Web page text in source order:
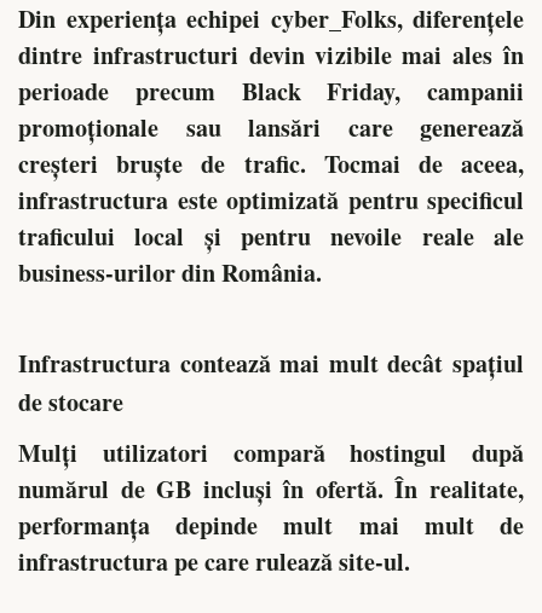
Din experiența echipei cyber_Folks, diferențele
dintre infrastructuri devin vizibile mai ales în
perioade precum Black Friday, campanii
promoționale sau lansări care generează
creșteri bruște de trafic. Tocmai de aceea,
infrastructura este optimizată pentru specificul
traficului local și pentru nevoile reale ale
business-urilor din România.
Infrastructura contează mai mult decât spațiul
de stocare
Mulți utilizatori compară hostingul după
numărul de GB incluși în ofertă. În realitate,
performanța depinde mult mai mult de
infrastructura pe care rulează site-ul.